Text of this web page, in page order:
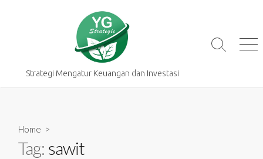
Strategi Mengatur Keuangan dan Investasi
Search
Home >
Tag: sawit